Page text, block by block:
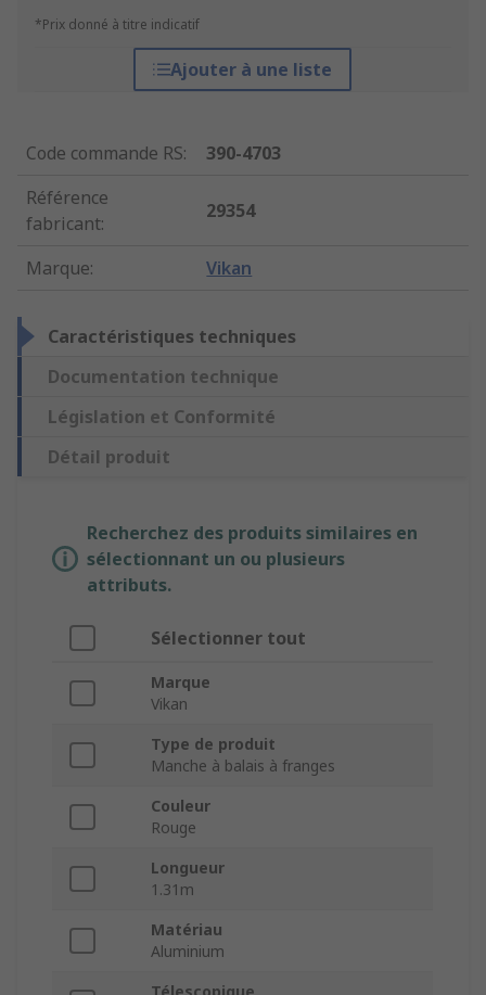
*Prix donné à titre indicatif
Ajouter à une liste
Code commande RS:
390-4703
Référence
fabricant:
29354
Marque: Vikan
Caractéristiques techniques
Documentation technique
Législation et Conformité
Détail produit
Recherchez des produits similaires en
sélectionnant un ou plusieurs
attributs.
Sélectionner tout
Marque
Vikan
Type de produit
Manche à balais à franges
Couleur
Rouge
Longueur
1.31m
Matériau
Aluminium